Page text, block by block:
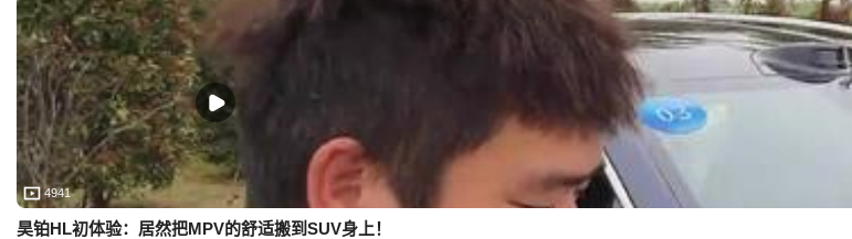
4941
昊铂HL初体验：居然把MPV的舒适搬到SUV身上！